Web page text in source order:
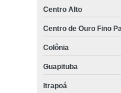
Centro Alto
Centro de Ouro Fino
Colônia
Guapituba
Itrapoá